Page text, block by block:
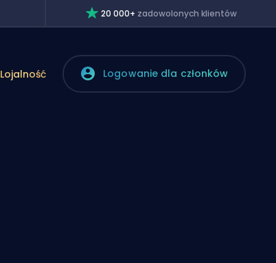
20 000+ zadowolonych klientów
Lojalność Logowanie dla członków